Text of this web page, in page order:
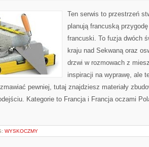
Ten serwis to przestrzeń
planują francuską
francuski. To fuzja dwóch
kraju nad Sekwaną oraz
drzwi w rozmowach z
inspiracji na wyprawę, ale
pewniej, tutaj znajdziesz materiały
Kategorie to Francja i Francja oczami
WYSKOCZMY